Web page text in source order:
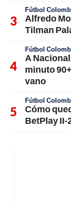
Fútbol
Alfredo
Tilman
Fútbol
A
minuto
vano
Fútbol
Cómo
BetPlay II-